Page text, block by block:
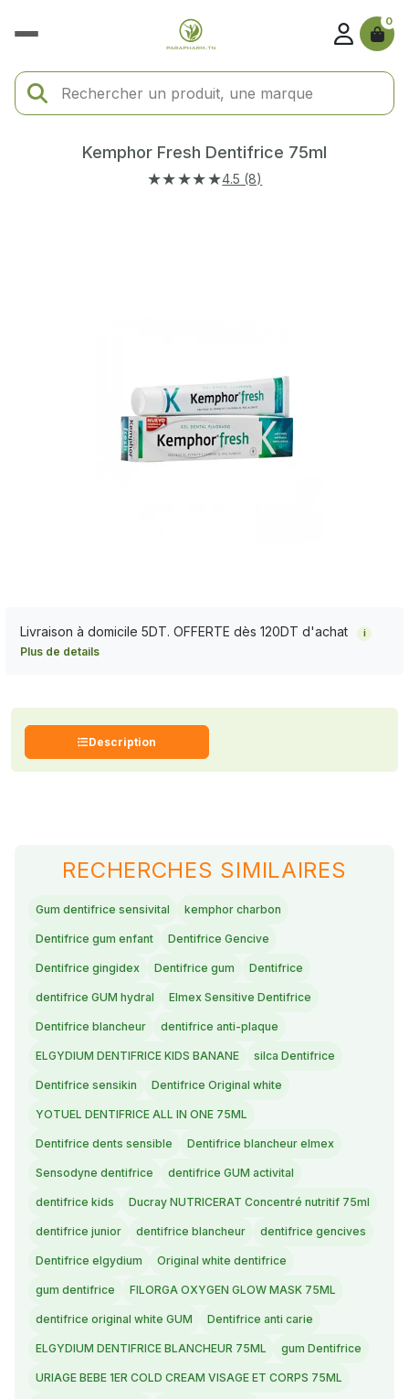
0
Kemphor Fresh Dentifrice 75ml
★★★★★4.5 (8)
Livraison à domicile 5DT. OFFERTE dès 120DT d'achat i
Plus de details
Description
RECHERCHES SIMILAIRES
Gum dentifrice sensivital kemphor charbon
Dentifrice gum enfant Dentifrice Gencive
Dentifrice gingidex Dentifrice gum Dentifrice
dentifrice GUM hydral Elmex Sensitive Dentifrice
Dentifrice blancheur dentifrice anti-plaque
ELGYDIUM DENTIFRICE KIDS BANANE silca Dentifrice
Dentifrice sensikin Dentifrice Original white
YOTUEL DENTIFRICE ALL IN ONE 75ML
Dentifrice dents sensible Dentifrice blancheur elmex
Sensodyne dentifrice dentifrice GUM activital
dentifrice kids Ducray NUTRICERAT Concentré nutritif 75ml
dentifrice junior dentifrice blancheur dentifrice gencives
Dentifrice elgydium Original white dentifrice
gum dentifrice FILORGA OXYGEN GLOW MASK 75ML
dentifrice original white GUM Dentifrice anti carie
ELGYDIUM DENTIFRICE BLANCHEUR 75ML gum Dentifrice
URIAGE BEBE 1ER COLD CREAM VISAGE ET CORPS 75ML